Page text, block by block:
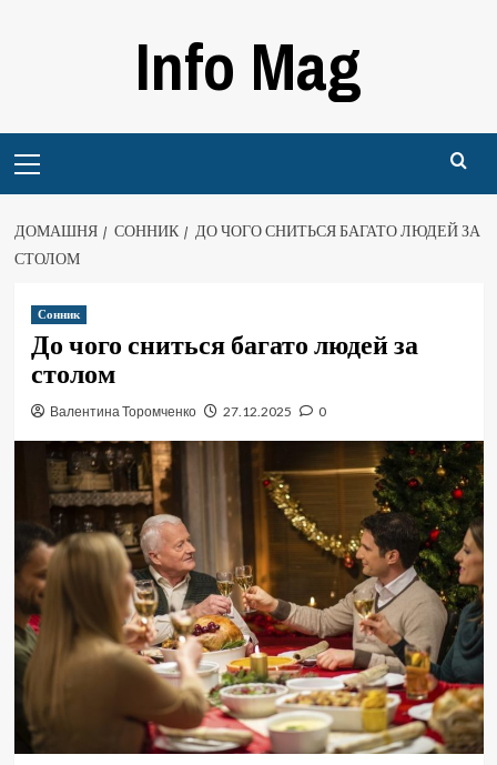
Info Mag
Menu
ДОМАШНЯ СОННИК
ДО ЧОГО СНИТЬСЯ БАГАТО ЛЮДЕЙ ЗА
СТОЛОМ
Сонник
До чого сниться багато людей за
столом
Валентина Торомченко 27.12.2025 0